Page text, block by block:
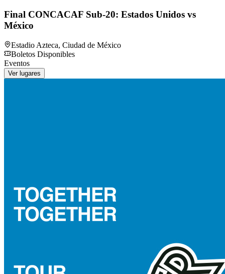
Final CONCACAF Sub-20: Estados Unidos vs
México
Estadio Azteca, Ciudad de México
Boletos Disponibles
Eventos
Ver lugares